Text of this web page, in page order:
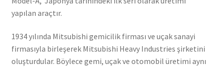
yapılan araçtır.
1934 yılında Mitsubishi gemicilik firması ve uçak sanayi
firmasıyla birleşerek Mitsubishi Heavy Industries şirketini
oluşturdular. Böylece gemi, uçak ve otomobil üretimi aynı